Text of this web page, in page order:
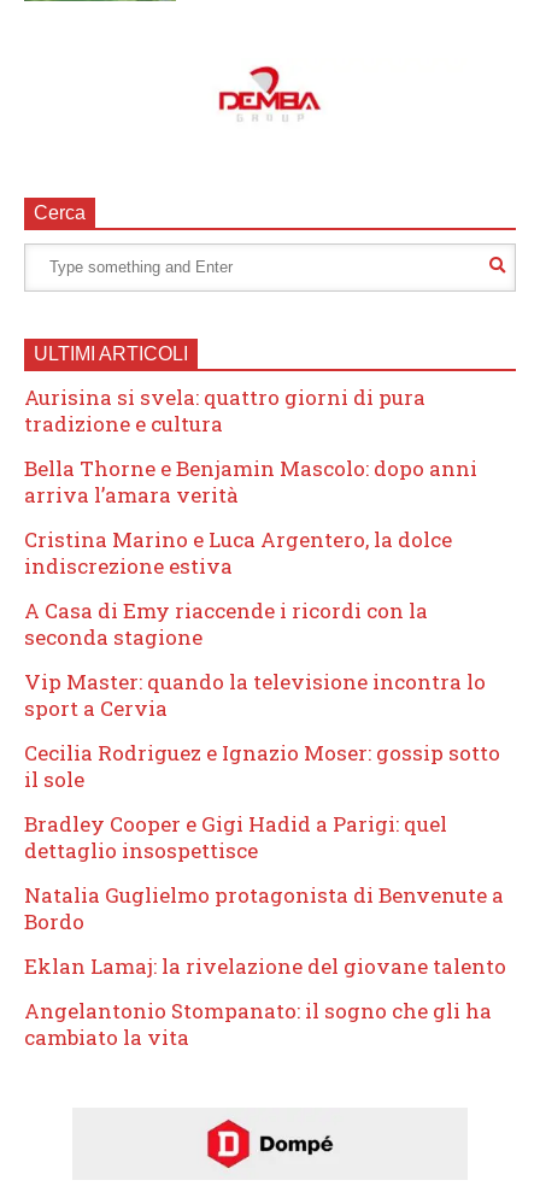
Cerca
ULTIMI ARTICOLI
Aurisina si svela: quattro giorni di pura
tradizione e cultura
Bella Thorne e Benjamin Mascolo: dopo anni
arriva l’amara verità
Cristina Marino e Luca Argentero, la dolce
indiscrezione estiva
A Casa di Emy riaccende i ricordi con la
seconda stagione
Vip Master: quando la televisione incontra lo
sport a Cervia
Cecilia Rodriguez e Ignazio Moser: gossip sotto
il sole
Bradley Cooper e Gigi Hadid a Parigi: quel
dettaglio insospettisce
Natalia Guglielmo protagonista di Benvenute a
Bordo
Eklan Lamaj: la rivelazione del giovane talento
Angelantonio Stompanato: il sogno che gli ha
cambiato la vita